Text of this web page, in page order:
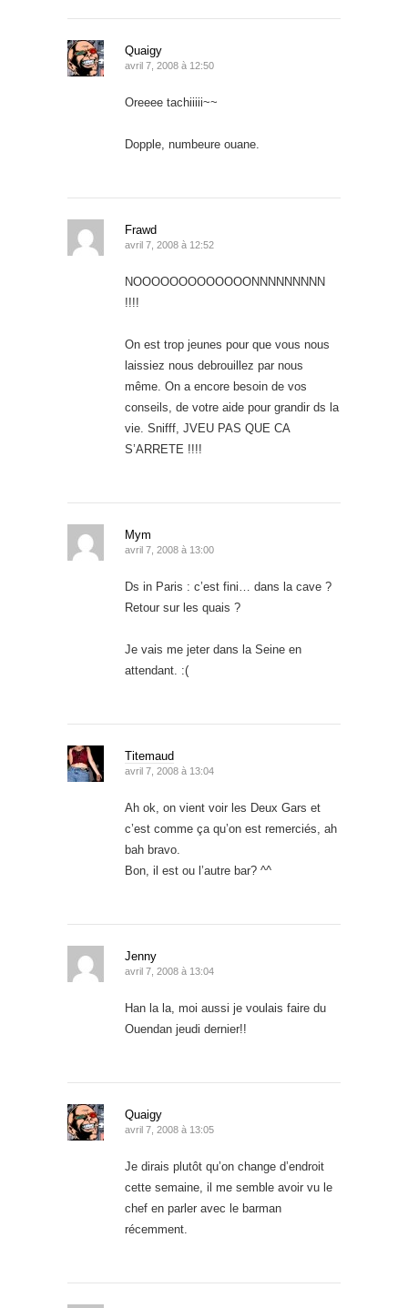
Quaigy
avril 7, 2008 à 12:50
Oreeee tachiiiii~~
Dopple, numbeure ouane.
Frawd
avril 7, 2008 à 12:52
NOOOOOOOOOOOOONNNNNNNNN
!!!!
On est trop jeunes pour que vous nous
laissiez nous debrouillez par nous
même. On a encore besoin de vos
conseils, de votre aide pour grandir ds la
vie. Snifff, JVEU PAS QUE CA
S’ARRETE !!!!
Mym
avril 7, 2008 à 13:00
Ds in Paris : c’est fini… dans la cave ?
Retour sur les quais ?
Je vais me jeter dans la Seine en
attendant. :(
Titemaud
avril 7, 2008 à 13:04
Ah ok, on vient voir les Deux Gars et
c’est comme ça qu’on est remerciés, ah
bah bravo.
Bon, il est ou l’autre bar? ^^
Jenny
avril 7, 2008 à 13:04
Han la la, moi aussi je voulais faire du
Ouendan jeudi dernier!!
Quaigy
avril 7, 2008 à 13:05
Je dirais plutôt qu’on change d’endroit
cette semaine, il me semble avoir vu le
chef en parler avec le barman
récemment.